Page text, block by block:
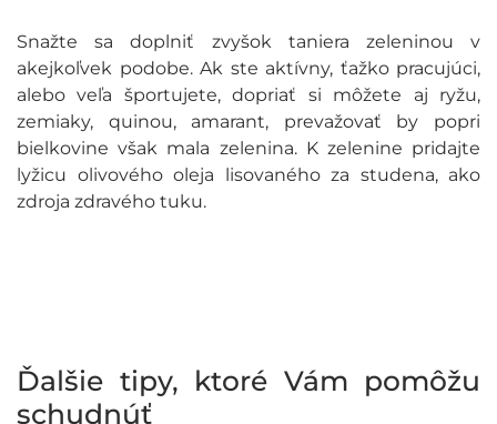
Snažte sa doplniť zvyšok taniera zeleninou v
akejkoľvek podobe. Ak ste aktívny, ťažko pracujúci,
alebo veľa športujete, dopriať si môžete aj ryžu,
zemiaky, quinou, amarant, prevažovať by popri
bielkovine však mala zelenina. K zelenine pridajte
lyžicu olivového oleja lisovaného za studena, ako
zdroja zdravého tuku.
Ďalšie tipy, ktoré Vám pomôžu
schudnúť